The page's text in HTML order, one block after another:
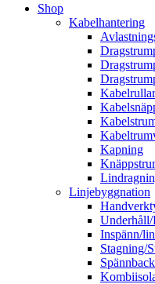
Shop
Kabelhantering
Kabelrullar
Kapning
Linjebyggnation
Inspänn/
Stagning/